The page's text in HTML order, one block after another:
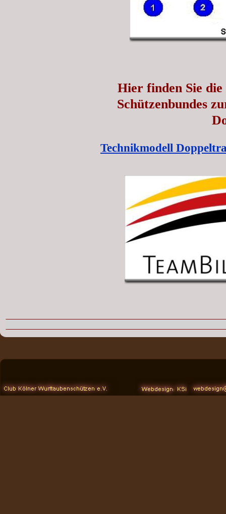
Hier finden Sie die
Schützenbundes
Technikmodell